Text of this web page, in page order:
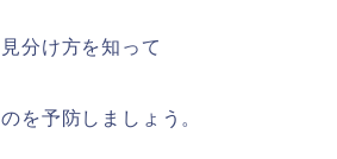
分け方を知って
を予防しましょう。